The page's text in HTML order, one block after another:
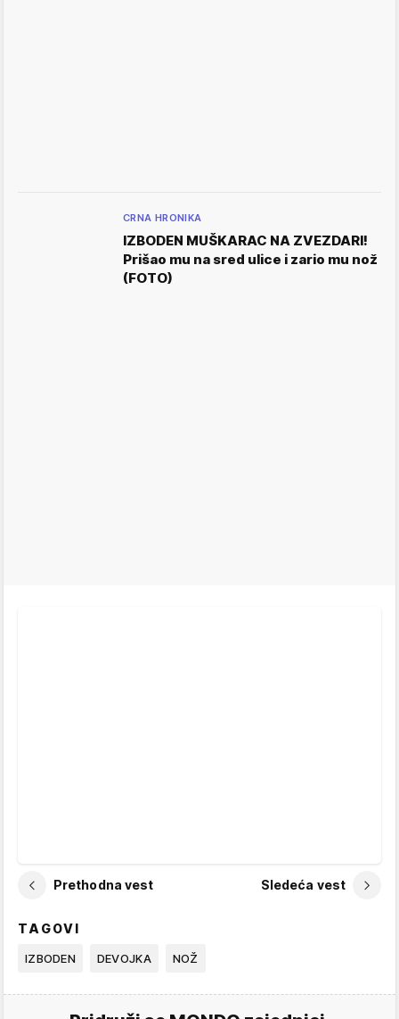
CRNA HRONIKA
IZBODEN MUŠKARAC NA ZVEZDARI!
Prišao mu na sred ulice i zario mu nož
(FOTO)
Prethodna vest Sledeća vest
TAGOVI
IZBODEN DEVOJKA NOŽ